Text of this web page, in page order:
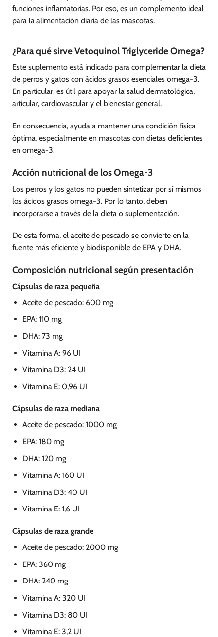
funciones inflamatorias. Por eso, es un complemento ideal
para la alimentación diaria de las mascotas.
¿Para qué sirve Vetoquinol Triglyceride Omega?
Este suplemento está indicado para complementar la dieta
de perros y gatos con ácidos grasos esenciales omega-3.
En particular, es útil para apoyar la salud dermatológica,
articular, cardiovascular y el bienestar general.
En consecuencia, ayuda a mantener una condición física
óptima, especialmente en mascotas con dietas deficientes
en omega-3.
Acción nutricional de los Omega-3
Los perros y los gatos no pueden sintetizar por sí mismos
los ácidos grasos omega-3. Por lo tanto, deben
incorporarse a través de la dieta o suplementación.
De esta forma, el aceite de pescado se convierte en la
fuente más eficiente y biodisponible de EPA y DHA.
Composición nutricional según presentación
Cápsulas de raza pequeña
Aceite de pescado: 600 mg
EPA: 110 mg
DHA: 73 mg
Vitamina A: 96 UI
Vitamina D3: 24 UI
Vitamina E: 0,96 UI
Cápsulas de raza mediana
Aceite de pescado: 1000 mg
EPA: 180 mg
DHA: 120 mg
Vitamina A: 160 UI
Vitamina D3: 40 UI
Vitamina E: 1,6 UI
Cápsulas de raza grande
Aceite de pescado: 2000 mg
EPA: 360 mg
DHA: 240 mg
Vitamina A: 320 UI
Vitamina D3: 80 UI
Vitamina E: 3,2 UI